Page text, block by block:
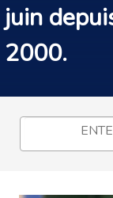
juin
2000.